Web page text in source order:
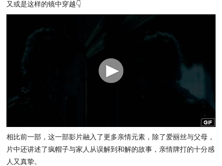
又或是这样的镜中穿越👇
相比前一部，这一部影片融入了更多亲情元素，除了爱丽丝与父母，
片中还讲述了疯帽子与家人从误解到和解的故事，亲情牌打的十分感
人又真挚。